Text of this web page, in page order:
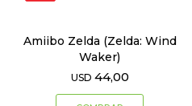
Amiibo Zelda (Zelda: Wind
Waker)
USD 44,00